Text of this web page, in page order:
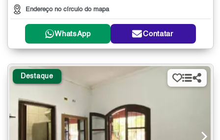
Endereço no círculo do mapa
WhatsApp Contatar
Destaque